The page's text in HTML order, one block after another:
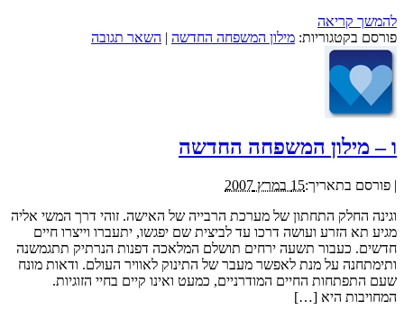
להמשך קריאה
פורסם בקטגוריות: מילון המשפחה החדשה | השאר תגובה
ו – מילון המשפחה החדשה
| פורסם בתאריך:15 במרץ 2007
וגינה החלק התחתון של מערכת הרבייה של האישה. זוהי דרך המשי אליה
מגיע תא הזרע ועושה דרכו עד לביצית שם יפגשו, יתעברו וייצרו חיים
חדשים. כעבור תשעה ירחים תושלם המלאכה דפנות הנרתיק תתגמשנה
ותימתחנה על מנת לאפשר מעבר של התינוק לאוויר העולם. ודאות מונח
שעם התפתחות החיים המודרניים, כמעט ואינו קיים בחיי הזוגיות.
המחויבות היא […]